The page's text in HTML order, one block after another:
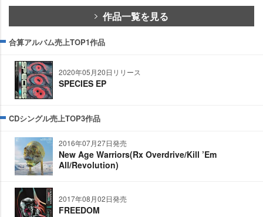
作品一覧を見る
合算アルバム売上TOP1作品
2020年05月20日リリース
SPECIES EP
CDシングル売上TOP3作品
2016年07月27日発売
New Age Warriors(Rx Overdrive/Kill ’Em
All/Revolution)
2017年08月02日発売
FREEDOM